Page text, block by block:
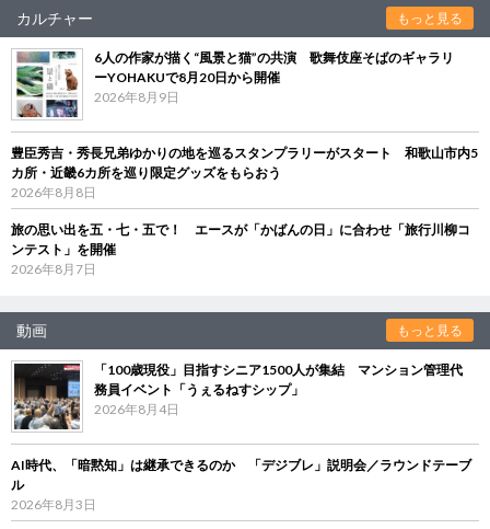
カルチャー もっと見る
6人の作家が描く“風景と猫”の共演 歌舞伎座そばのギャラリ
ーYOHAKUで8月20日から開催
2026年8月9日
豊臣秀吉・秀長兄弟ゆかりの地を巡るスタンプラリーがスタート 和歌山市内5
カ所・近畿6カ所を巡り限定グッズをもらおう
2026年8月8日
旅の思い出を五・七・五で！ エースが「かばんの日」に合わせ「旅行川柳コ
ンテスト」を開催
2026年8月7日
動画 もっと見る
「100歳現役」目指すシニア1500人が集結 マンション管理代
務員イベント「うぇるねすシップ」
2026年8月4日
AI時代、「暗黙知」は継承できるのか 「デジブレ」説明会／ラウンドテーブ
ル
2026年8月3日